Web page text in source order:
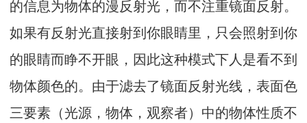
的信息为物体的漫反射光，而不注重镜面反射。
如果有反射光直接射到你眼睛里，只会照射到你
的眼睛而睁不开眼，因此这种模式下人是看不到
物体颜色的。由于滤去了镜面反射光线，表面色
三要素（光源，物体，观察者）中的物体性质不